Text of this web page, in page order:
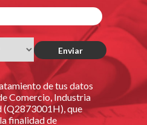
de tus datos
Comercio, Industria
(Q2873001H), que
finalidad de